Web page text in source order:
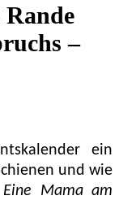
–
ein
und wie
Eine Mama am